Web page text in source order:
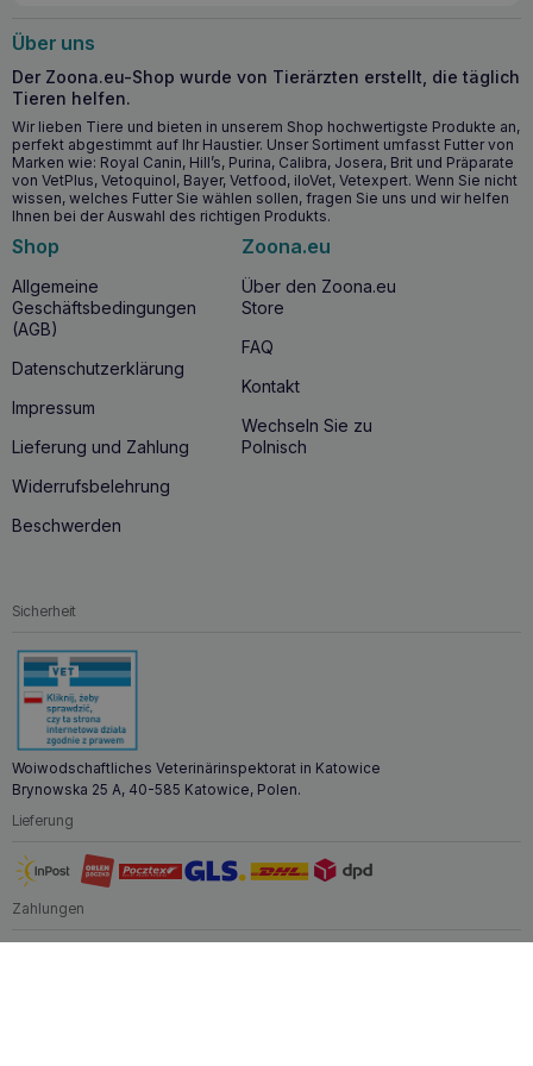
Wichtigste Vorteile für die Gesundheit
Leicht verdauliche Rezeptur ohne Hühnerprotein und
glutenhaltiges Getreide
Geeignet für Hunde mit
Nahrungsmittelunverträglichkeiten und einem
empfindlichen Verdauungssystem
Unterstützt die Gesundheit von Haut und Fell bei Hunden
mit dermatologischen Problemen
Enthält keine chemischen Konservierungsstoffe, Soja,
Reis oder blähende Hülsenfrüchte
Wann lohnt sich der Einstieg in BALTICA Adult
BALTICA Adult Sensitive
Ernährung Ihres Hundes lohnt sich, wenn Sie Symptome
FuttermittelunverträglichkeitwieDurchfall
Blähungen oderHautproblemefeststellen. Das Futter ist
ideal für Hunde mittelgroßer Rassen mit empfindlichem
Verdauungssystem oder allergischen Reaktionen auf
Hühnereiweiß, Gluten und andere Zutaten, die in
BALTICA Adult Sensitive
sorgfältig für Hunde mit einem empfindlichen
Verdauungssystem und einer Neigung zu
Nahrungsmittelunverträglichkeiten entwickelt wurde. Der
Verzicht auf Hühnereiweiß, Soja, glutenhaltiges Getreide
und künstliche Zusatzstoffe macht es zur idealen Wahl für
Hunde mit Verdauungs- und Hautproblemen. Die leicht
verdauliche Rezeptur sorgt für eine einfache Verdauung
Gesundheit von Haut, Fell und Verdauungssystem Ihres
Hundes sorgen. Dank der sorgfältig ausgewählten Zutaten
trägt BALTICA Adult Sensitive dazu bei, das Risiko von
Über uns
Der Zoona.eu-Shop wurde von Tierärzten erstellt, die täglich
Tieren helfen.
Wir lieben Tiere und bieten in unserem Shop hochwertigste Produkte an,
perfekt abgestimmt auf Ihr Haustier. Unser Sortiment umfasst Futter von
Marken wie: Royal Canin, Hill’s, Purina, Calibra, Josera, Brit und Präparate
von VetPlus, Vetoquinol, Bayer, Vetfood, iloVet, Vetexpert. Wenn Sie nicht
wissen, welches Futter Sie wählen sollen, fragen Sie uns und wir helfen
Ihnen bei der Auswahl des richtigen Produkts.
Shop
Allgemeine
Geschäftsbedingungen
(AGB)
Datenschutzerklärung
Impressum
Lieferung und Zahlung
Widerrufsbelehrung
Beschwerden
Zoona.eu
Über den Zoona.eu
Store
FAQ
Kontakt
Wechseln Sie zu
Polnisch
Sicherheit
Woiwodschaftliches Veterinärinspektorat in Katowice
Brynowska 25 A, 40-585 Katowice, Polen.
Lieferung
Zahlungen